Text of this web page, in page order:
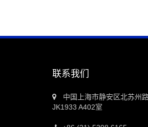
联系我们
中国上海市静安区北苏州
JK1933 A402室